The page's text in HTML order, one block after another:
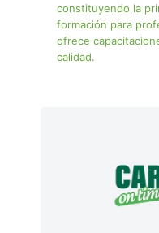
constituyendo la
formación para
ofrece
calidad.